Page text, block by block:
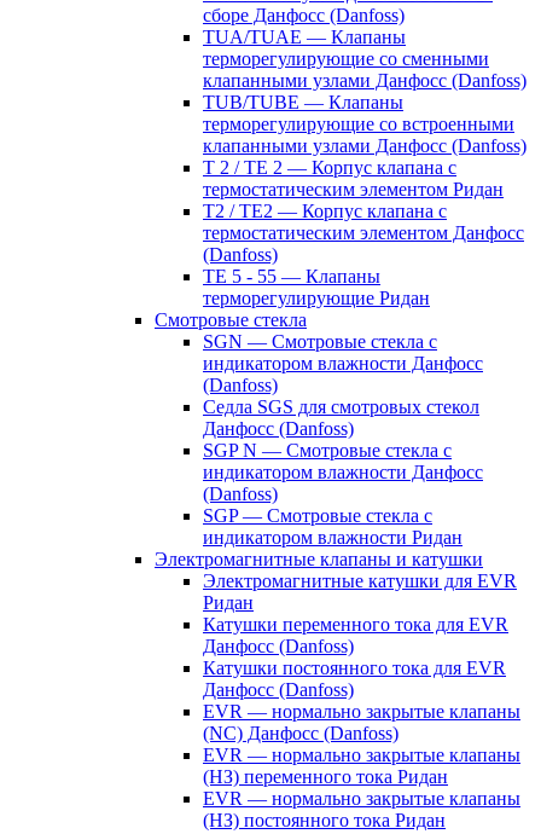
сборе Данфосс (Danfoss)
TUA/TUAE — Клапаны
терморегулирующие со сменными
клапанными узлами Данфосс (Danfoss)
TUB/TUBE — Клапаны
терморегулирующие со встроенными
клапанными узлами Данфосс (Danfoss)
T 2 / TE 2 — Корпус клапана с
термостатическим элементом Ридан
T2 / TE2 — Корпус клапана с
термостатическим элементом Данфосс
(Danfoss)
TE 5 - 55 — Клапаны
терморегулирующие Ридан
Смотровые стекла
SGN — Смотровые стекла с
индикатором влажности Данфосс
(Danfoss)
Седла SGS для смотровых стекол
Данфосс (Danfoss)
SGP N — Смотровые стекла с
индикатором влажности Данфосс
(Danfoss)
SGP — Смотровые стекла с
индикатором влажности Ридан
Электромагнитные клапаны и катушки
Электромагнитные катушки для EVR
Ридан
Катушки переменного тока для EVR
Данфосс (Danfoss)
Катушки постоянного тока для EVR
Данфосс (Danfoss)
EVR — нормально закрытые клапаны
(NC) Данфосс (Danfoss)
EVR — нормально закрытые клапаны
(НЗ) переменного тока Ридан
EVR — нормально закрытые клапаны
(НЗ) постоянного тока Ридан